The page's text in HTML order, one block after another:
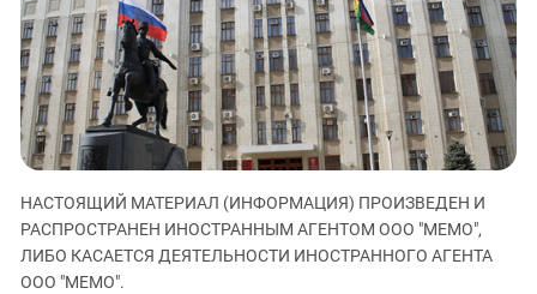
ЗАСТАВЛЯЕТ
КАВКАЗ ЗА ПАЛЕСТИНУ
ИНАКОМЫСЛИЕ В ЧЕЧНЕ
ПРЕСЛЕДОВАНИЕ АКТИВИСТОВ
МОБИЛИЗАЦИЯ И ПРОТЕСТЫ
Дагестан
Ингушетия
Кабардино-Балкария
Калмыкия
Карачаево-Черкесия
Краснодарский край
Российская Федерация
НАСТОЯЩИЙ МАТЕРИАЛ (ИНФОРМАЦИЯ) ПРОИЗВЕДЕН И
РАСПРОСТРАНЕН ИНОСТРАННЫМ АГЕНТОМ ООО "МЕМО",
ЛИБО КАСАЕТСЯ ДЕЯТЕЛЬНОСТИ ИНОСТРАННОГО АГЕНТА
ООО "МЕМО".